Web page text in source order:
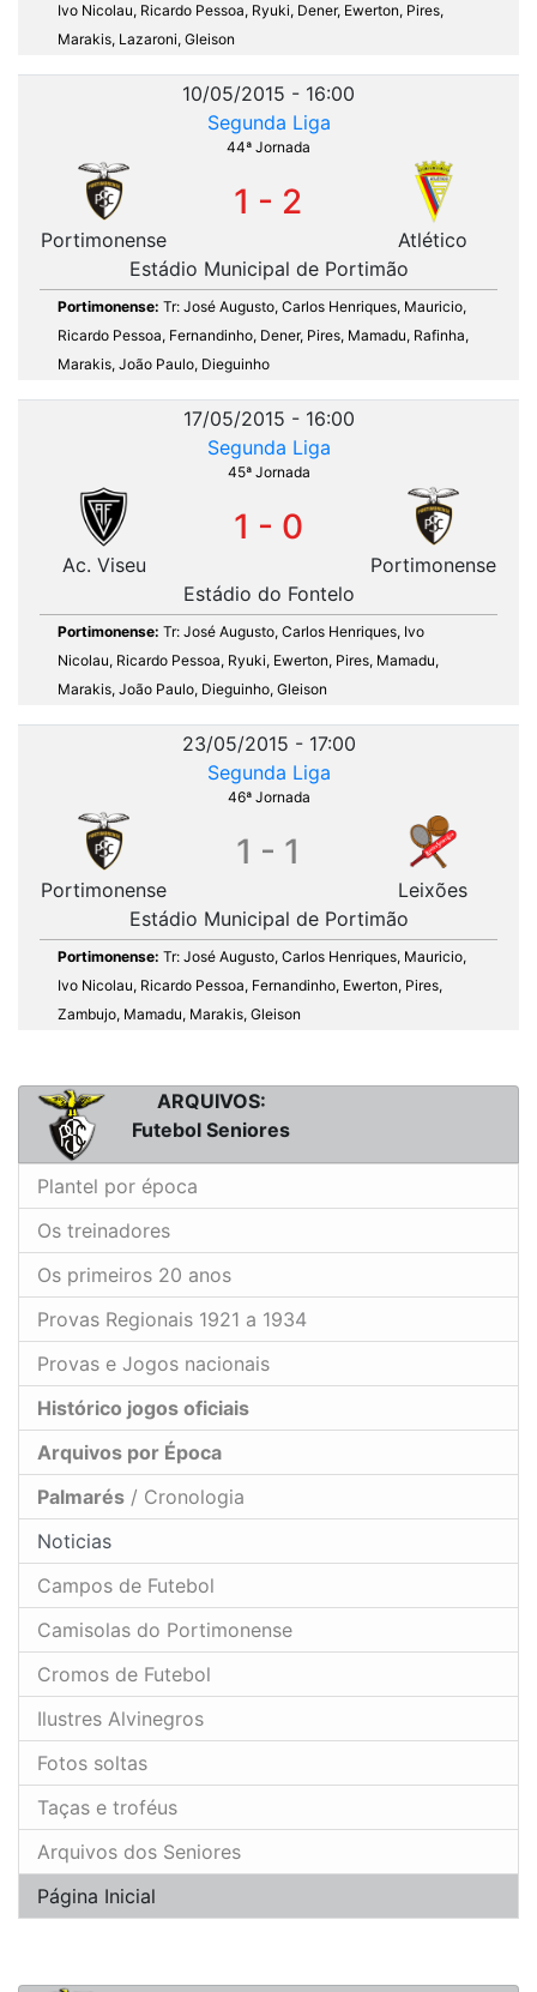
Ivo Nicolau, Ricardo Pessoa, Ryuki, Dener, Ewerton, Pires,
Marakis, Lazaroni, Gleison
10/05/2015 - 16:00
Segunda Liga
44ª Jornada
Portimonense
1 - 2
Atlético
Estádio Municipal de Portimão
Portimonense: Tr: José Augusto, Carlos Henriques, Mauricio,
Ricardo Pessoa, Fernandinho, Dener, Pires, Mamadu, Rafinha,
Marakis, João Paulo, Dieguinho
17/05/2015 - 16:00
Segunda Liga
45ª Jornada
Ac. Viseu
1 - 0
Portimonense
Estádio do Fontelo
Portimonense: Tr: José Augusto, Carlos Henriques, Ivo
Nicolau, Ricardo Pessoa, Ryuki, Ewerton, Pires, Mamadu,
Marakis, João Paulo, Dieguinho, Gleison
23/05/2015 - 17:00
Segunda Liga
46ª Jornada
Portimonense
1 - 1
Leixões
Estádio Municipal de Portimão
Portimonense: Tr: José Augusto, Carlos Henriques, Mauricio,
Ivo Nicolau, Ricardo Pessoa, Fernandinho, Ewerton, Pires,
Zambujo, Mamadu, Marakis, Gleison
ARQUIVOS:
Futebol Seniores
Plantel por época
Os treinadores
Os primeiros 20 anos
Provas Regionais 1921 a 1934
Provas e Jogos nacionais
Histórico jogos oficiais
Arquivos por Época
Palmarés / Cronologia
Noticias
Campos de Futebol
Camisolas do Portimonense
Cromos de Futebol
Ilustres Alvinegros
Fotos soltas
Taças e troféus
Arquivos dos Seniores
Página Inicial